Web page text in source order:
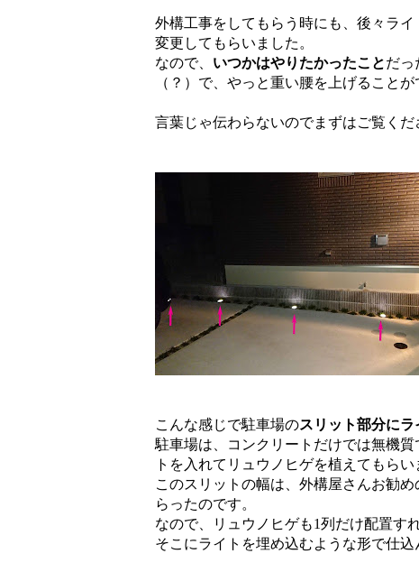
外構工事をしてもらう時にも、後々ラ
変更してもらいました。
なので、 いつかはやりたかったことだっ
（？）で、やっと重い腰を上げることが
言葉じゃ伝わらないのでまずはご覧くだ
こんな感じで駐車場のスリット部分に
駐車場は、コンクリートだけでは無機
トを入れてリュウノヒゲを植えてもらい
このスリットの幅は、外構屋さんお勧
らったのです。
なので、リュウノヒゲも1列だけ配置す
そこにライトを埋め込むような形で仕込